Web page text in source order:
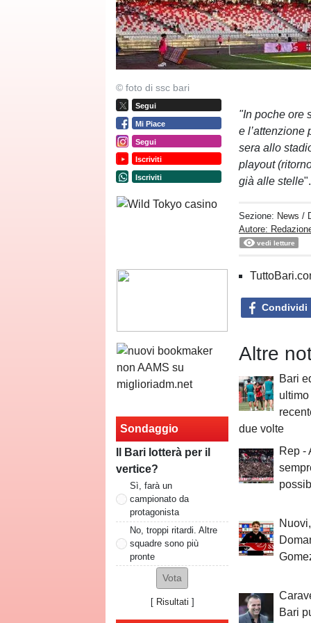
© foto di ssc bari
Segui
Mi Piace
Segui
Iscriviti
Iscriviti
Sondaggio
Il Bari lotterà per il
vertice?
Sì, farà un
campionato da
protagonista
No, troppi ritardi. Altre
squadre sono più
pronte
[ Risultati ]
"In poche ore
e l’attenzione
sera allo
playout
già alle stelle
Sezione: News /
Autore:
vedi letture
Condividi
Altre
Bari
due volte
Rep -
Bari